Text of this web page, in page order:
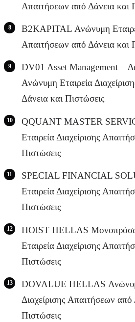
Απαιτήσεων από Δάνεια και
B2KAPITAL Ανώνυμη
Απαιτήσεων από Δάνεια και
DV01 Asset Management –
Ανώνυμη Εταιρεία
Δάνεια και Πιστώσεις
QQUANT MASTER
Εταιρεία Διαχείρισης
Πιστώσεις
SPECIAL FINANCIAL
Εταιρεία Διαχείρισης
Πιστώσεις
HOIST HELLAS
Εταιρεία Διαχείρισης
Πιστώσεις
DOVALUE HELLAS
Διαχείρισης Απαιτήσεων από
Πιστώσεις